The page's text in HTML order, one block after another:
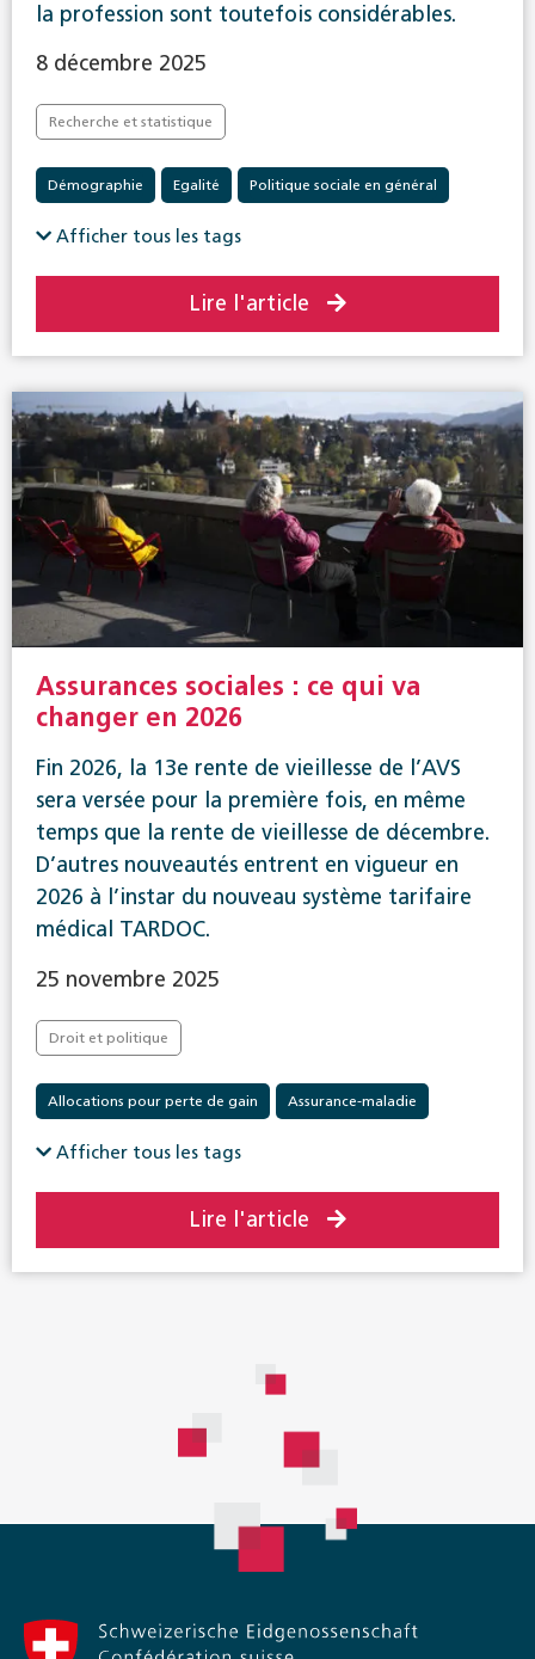
la profession sont toutefois considérables.
8 décembre 2025
Recherche et statistique
Démographie Egalité Politique sociale en général
travail
Afficher tous les tags
Lire l'article
Assurances sociales : ce qui va
changer en 2026
Fin 2026, la 13e rente de vieillesse de l’AVS
sera versée pour la première fois, en même
temps que la rente de vieillesse de décembre.
D’autres nouveautés entrent en vigueur en
2026 à l’instar du nouveau système tarifaire
médical TARDOC.
25 novembre 2025
Droit et politique
Allocations pour perte de gain Assurance-maladie
Assurance-vieillesse et survivants
Prévoyance professionnelle
Afficher tous les tags
Lire l'article